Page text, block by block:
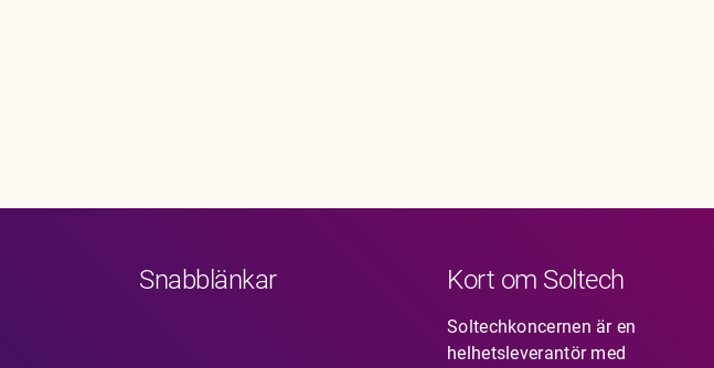
Snabblänkar Kort om Soltech
Soltechkoncernen är en
helhetsleverantör med